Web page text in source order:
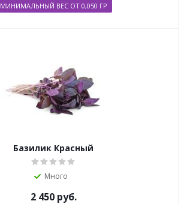
МИНИМАЛЬНЫЙ ВЕС ОТ 0,050 ГР
Базилик Красный
Много
2 450руб.